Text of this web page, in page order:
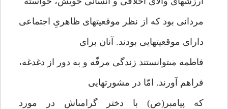
مردانى بود كه از نظر موقعيتهاى ظاهرىِ اجتماعى
داراى موقعيتهايى بودند. آنان براى
فاطمه مى‏توانستند زندگى مرفّه و به دور از دغدغه،
فراهم آورند. امّا در مشورتهايى
كه پيامبر(ص) با دختر گرامى‏اش در مورد